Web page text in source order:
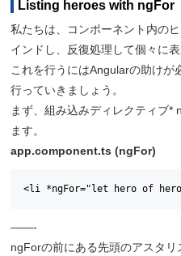
Listing heroes with ngFor
私たちは、コンポーネント内の
インドし、反復処理して個々に
これを行うにはAngularの助けが
行っていきましょう。
まず、組み込みディレクティブ*
ます。
app.component.ts (ngFor)
<li *ngFor="let hero of
——-
ngForの前にある先頭のアスタ